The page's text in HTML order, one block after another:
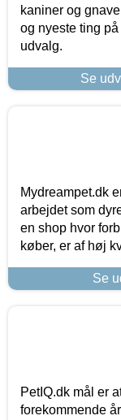
kaniner og
og nyeste ting
udvalg.
Se
Mydreampet.dk
arbejdet som
en shop hvor
køber, er af høj
Se
PetIQ.dk mål er
forekommende